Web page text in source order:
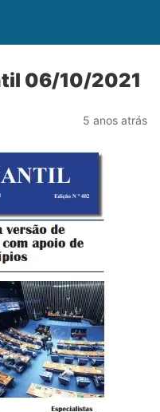
06/10/2021
5 anos atrás